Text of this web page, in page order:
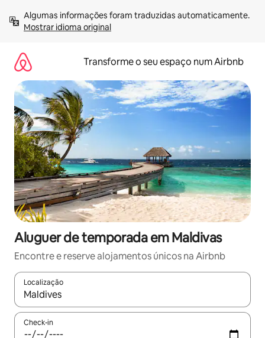
para
Mostrar idioma original
Transforme o seu espaço num Airbnb
Aluguer de temporada em Maldivas
Encontre e reserve alojamentos únicos na Airbnb
Localização
Quando os resultados estiverem disponíveis, navegue com
Check-in